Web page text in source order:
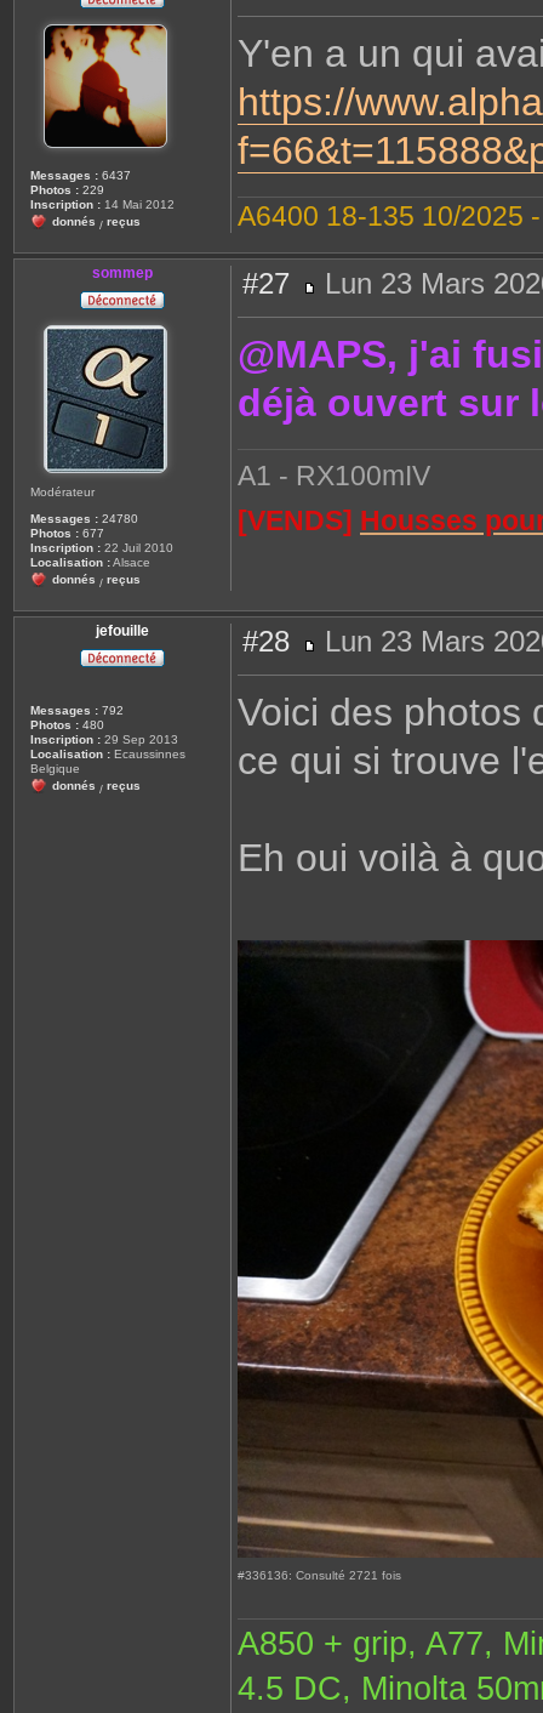
Messages : 6437
Photos : 229
Inscription : 14 Mai 2012
donnés / reçus
e
Y'en a un qui
https://
A6400 18-135 10/2025
sommep
Modérateur
Messages : 24780
Photos : 677
Inscription : 22 Juil 2010
Localisation :Alsace
donnés / reçus
#27
e
s
a
Lun 23 Mars
@MAPS, j'ai
déjà ouvert sur
A1 - RX100mIV
[VENDS] Housses
jefouille
Messages : 792
Photos : 480
Inscription : 29 Sep 2013
Localisation : Ecaussinnes
Belgique
donnés / reçus
#28
e
Lun 23 Mars
Voici des photos
ce qui si trouve
Eh oui voilà à
#336136: Consulté 2721 fois
A850 + grip, A77,
4.5 DC, Minolta